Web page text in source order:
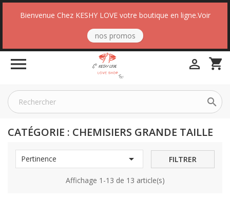
Bienvenue Chez KESHY LOVE votre boutique en ligne.Voir
nos promos
 shopping_cart


CATÉGORIE : CHEMISIERS GRANDE TAILLE
Pertinence  FILTRER
Affichage 1-13 de 13 article(s)